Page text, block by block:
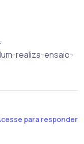
realiza-ensaio-
para responder